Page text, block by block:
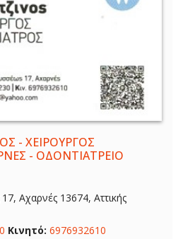
- ΧΕΙΡΟΥΡΓΟΣ
- ΟΔΟΝΤΙΑΤΡΕΙΟ
Αχαρνές 13674, Αττικής
Κινητό: 6976932610